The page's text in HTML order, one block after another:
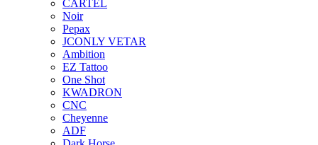
CARTEL
Noir
Pepax
JCONLY VETAR
Ambition
EZ Tattoo
One Shot
KWADRON
CNC
Cheyenne
ADF